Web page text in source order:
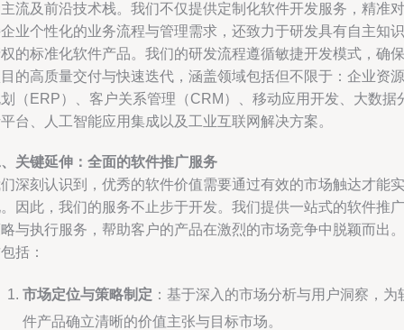
流及前沿技术栈。我们不仅提供定制化软件开发服务，精准对
业个性化的业务流程与管理需求，还致力于研发具有自主知识
的标准化软件产品。我们的研发流程遵循敏捷开发模式，确保
的高质量交付与快速迭代，涵盖领域包括但不限于：企业资源
（ERP）、客户关系管理（CRM）、移动应用开发、大数据
台、人工智能应用集成以及工业互联网解决方案。
关键延伸：全面的软件推广服务
深刻认识到，优秀的软件价值需要通过有效的市场触达才能实
因此，我们的服务不止步于开发。我们提供一站式的软件推广
与执行服务，帮助客户的产品在激烈的市场竞争中脱颖而出。
括：
市场定位与策略制定 ：基于深入的市场分析与用户洞察，为
件产品确立清晰的价值主张与目标市场。